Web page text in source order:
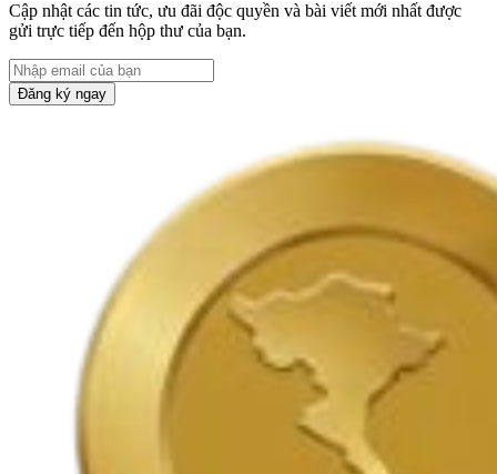
Cập nhật các tin tức, ưu đãi độc quyền và bài viết mới nhất được
gửi trực tiếp đến hộp thư của bạn.
Đăng ký ngay